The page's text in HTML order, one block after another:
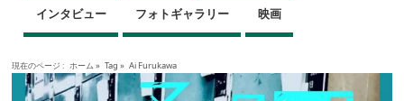
インタビュー フォトギャラリー 映画
現在のページ : ホーム » Tag » Ai Furukawa